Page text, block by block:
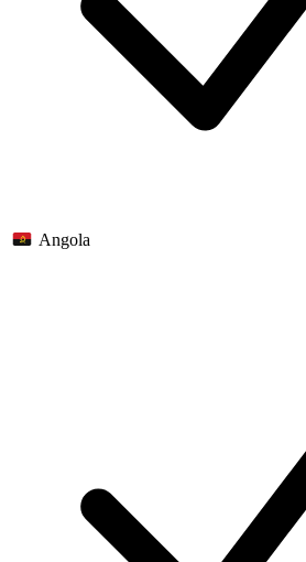
Angola